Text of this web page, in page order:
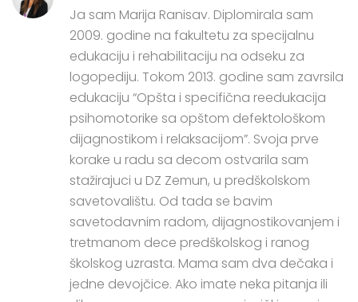
Ja sam Marija Ranisav. Diplomirala sam
2009. godine na fakultetu za specijalnu
edukaciju i rehabilitaciju na odseku za
logopediju. Tokom 2013. godine sam zavrsila
edukaciju “Opšta i specifična reedukacija
psihomotorike sa opštom defektološkom
dijagnostikom i relaksacijom”. Svoja prve
korake u radu sa decom ostvarila sam
stažirajuci u DZ Zemun, u predškolskom
savetovalištu. Od tada se bavim
savetodavnim radom, dijagnostikovanjem i
tretmanom dece predškolskog i ranog
školskog uzrasta. Mama sam dva dečaka i
jedne devojčice. Ako imate neka pitanja ili